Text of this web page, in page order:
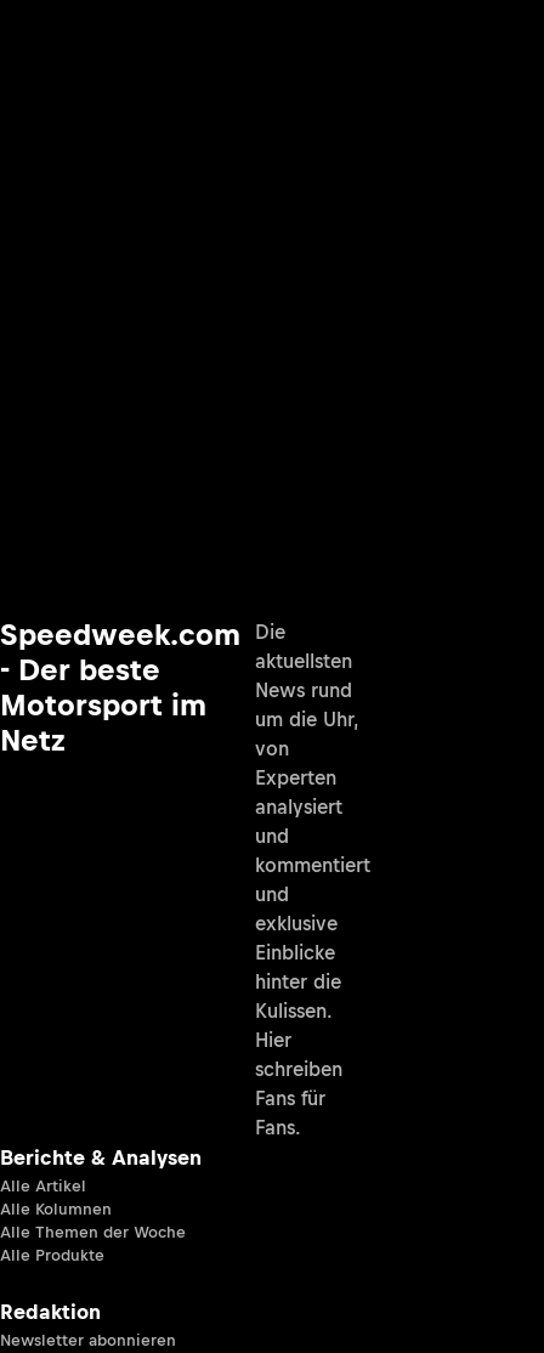
Speedweek.com
- Der beste
Motorsport im
Netz
Die
aktuellsten
News rund
um die Uhr,
von
Experten
analysiert
und
kommentiert
und
exklusive
Einblicke
hinter die
Kulissen.
Hier
schreiben
Fans für
Fans.
Berichte & Analysen
Alle Artikel
Alle Kolumnen
Alle Themen der Woche
Alle Produkte
Redaktion
Newsletter abonnieren